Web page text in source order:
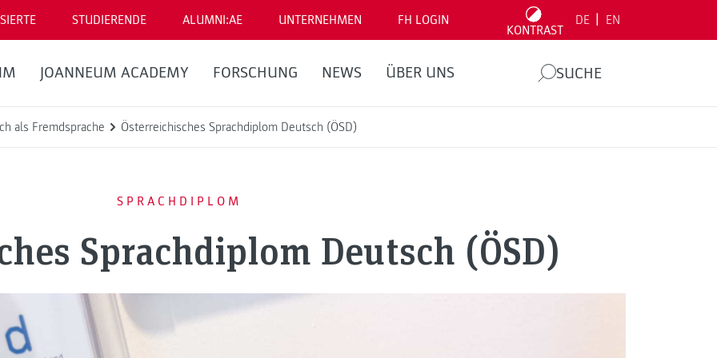
STUDIERENDE ALUMNI:AE UNTERNEHMEN FH LOGIN
KONTRAST
DE EN
JOANNEUM ACADEMY FORSCHUNG NEWS ÜBER UNS SUCHE
als Fremdsprache Österreichisches Sprachdiplom Deutsch (ÖSD)
SPRACHDIPLOM
Sprachdiplom Deutsch (ÖSD)